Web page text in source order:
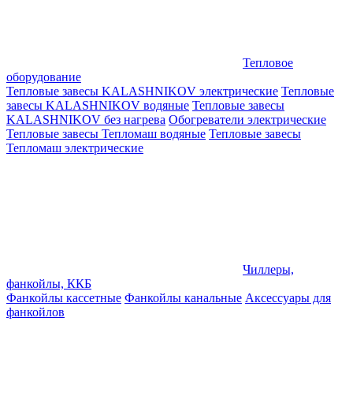
Тепловое
оборудование
Тепловые завесы KALASHNIKOV электрические Тепловые
завесы KALASHNIKOV водяные Тепловые завесы
KALASHNIKOV без нагрева Обогреватели электрические
Тепловые завесы Тепломаш водяные Тепловые завесы
Тепломаш электрические
Чиллеры,
фанкойлы, ККБ
Фанкойлы кассетные Фанкойлы канальные Аксессуары для
фанкойлов